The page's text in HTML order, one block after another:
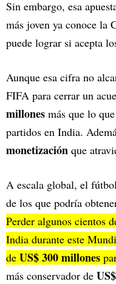
Sin embargo, esa
más joven ya conoce la
puede lograr si acepta
Aunque esa cifra no
FIFA para cerrar un
millones más que lo
partidos en India.
monetización que
A escala global, el
de los que podría
Perder algunos cientos
India durante este
de US$ 300 millones
más conservador de